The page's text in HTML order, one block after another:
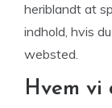
heriblandt at
indhold, hvis
websted.
Hvem vi